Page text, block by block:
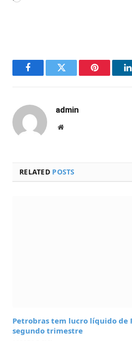
FacebookTwitter Pinterest
admin
Website
RELATED POSTS
Petrobras tem lucro líquido de
segundo trimestre